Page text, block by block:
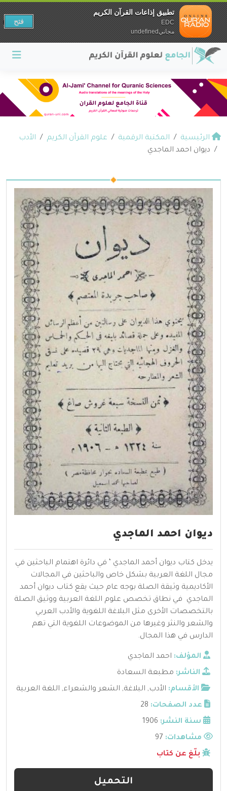
الرئيسية المكتبة الرقمية علوم القرآن الكريم
الأدب
ديوان احمد الماجدي
ديوان احمد الماجدي
يدخل كتاب ديوان أحمد الماجدي ‘ في دائرة اهتمام الباحثين في
مجال اللغة العربية بشكل خاص والباحثين في المجالات
الأكاديمية وثيقة الصلة بوجه عام حيث يقع كتاب ديوان أحمد
الماجدي في نطاق تخصص علوم اللغة العربية ووثيق الصلة
بالتخصصات الأخرى مثل البلاغة اللغوية والأدب العربي
والشعر والنثر وغيرها من الموضوعات اللغوية التي تهم
الدارس في هذا المجال.
المؤلف: احمد الماجدي
الناشر: مطبعة السعادة
الأقسام: الأدب, البلاغة, الشعر والشعراء, اللغة العربية
عدد الصفحات: 28
سنة النشر: 1906
مشاهدات:
بلّغ عن كتاب
التحميل
تطبيق إذاعات القرآن الكريم
EDC
مجانيundefined
فتح